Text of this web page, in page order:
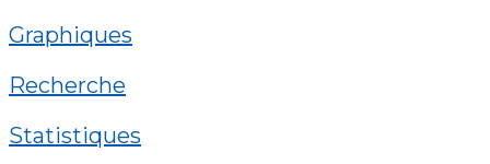
Graphiques
Recherche
Statistiques